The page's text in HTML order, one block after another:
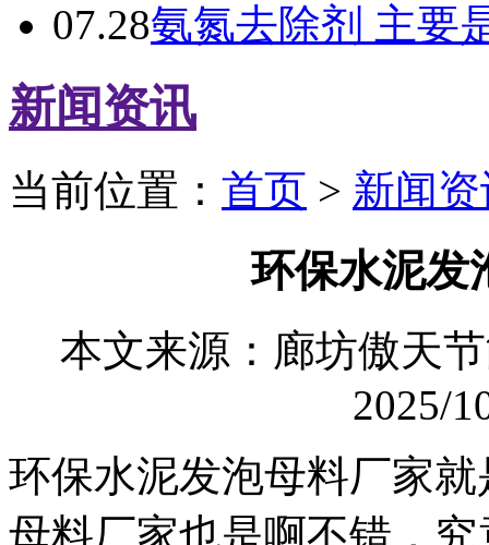
07.28氨氮去除剂 主要
新闻资讯
当前位置： 首页 > 新闻
环保水泥发
本文来源：廊坊傲
2025/
环保水泥发泡母料厂家
母料厂家也是啊不错，